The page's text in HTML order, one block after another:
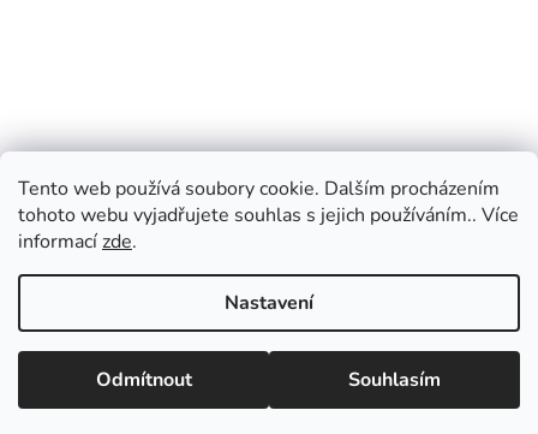
Tento web používá soubory cookie. Dalším procházením
tohoto webu vyjadřujete souhlas s jejich používáním.. Více
informacízde.
Nastavení
Odmítnout Souhlasím
Vážení zákazníci, v případě dotazů vás prosíme
o přednostní e-mailovou komunikaci, kterou
vyřizujeme průběžně po celý den. Pokud
upřednostňujete telefonický kontakt, napište